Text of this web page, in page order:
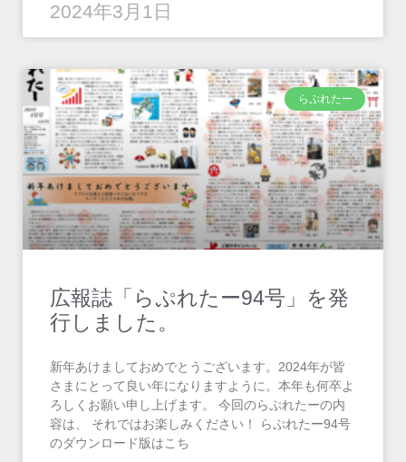
2024年3月1日
らぷれたー
広報誌「らぷれたー94号」を発
行しました。
新年あけましておめでとうございます。2024年が皆
さまにとって良い年になりますように。本年も何卒よ
ろしくお願い申し上げます。 今回のらぷれたーの内
容は、 それではお楽しみください！ らぷれたー94号
のダウンロード版はこち